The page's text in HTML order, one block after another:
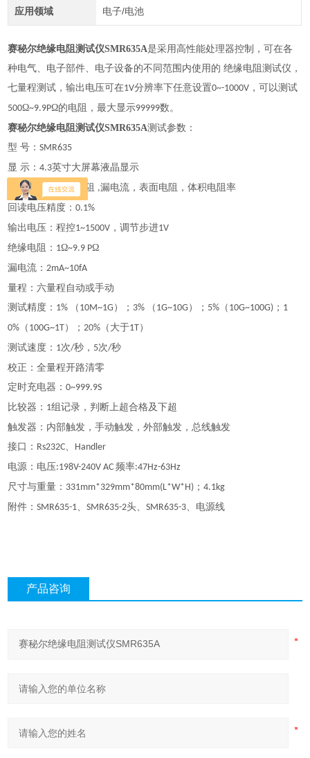
应用领域 电子/电池
赛秘尔绝缘电阻测试仪SMR635A是采用高性能处理器控制，可在各
种电气、电子部件、电子设备的不同范围内使用的 绝缘电阻测试仪，
七量程测试，输出电压可在1V分辨率下任意设置0~-1000V ，可以测试
500Ω~9.9PΩ的电阻，最大显示99999数。
赛秘尔绝缘电阻测试仪SMR635A测试参数：
型 号 ：SMR635
显 示：4.3英寸大屏幕液晶显示
测试参数：绝缘电阻 ,漏电流，表面电阻，体积电阻率
回读电压精度：0.1%
输出电压：程控1~1500V ，调节步进1V
绝缘电阻： 1Ω~9.9 PΩ
漏电流：2mA~10fA
量程：六量程自动或手动
测试精度： 1% （ 10M~1G ）； 3% （ 1G~10G ）； 5% （ 10G~100G) ； 1
0% （ 100G~1T）；20% （大于1T）
测试速度： 1次/秒， 5次/秒
校正：全量程开路清零
定时充电器：0~999.9S
比较器： 1组记录，判断上超合格及下超
触发器：内部触发，手动触发，外部触发，总线触发
接口： Rs232C、 Handler
电源：电压:198V-240V AC频率:47Hz-63Hz
尺寸与重量： 331mm*329mm*80mm(L*W*H) ；4.1kg
附件：SMR635-1、SMR635-2头、SMR635-3、电源线
产品咨询